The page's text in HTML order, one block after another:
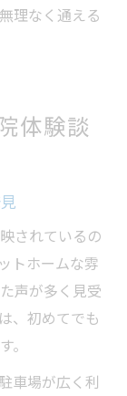
理なく通える
体験談
されているの
トホームな雰
声が多く見受
、初めてでも
。
車場が広く利